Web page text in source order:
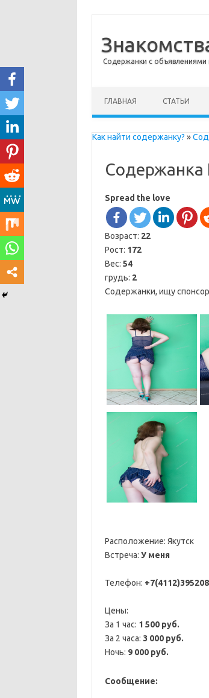
Содержанки с объявлениями
ГЛАВНАЯ СТАТЬИ
Как найти содержанку? »
Содержанка
Spread the love
Возраст: 22
Рост: 172
Вес: 54
грудь: 2
Содержанки, ищу
Расположение: Якутск
Встреча: У меня
Телефон:
Цены:
За 1 час: 1 500 руб.
За 2 часа: 3 000 руб.
Ночь: 9 000 руб.
Сообщение: